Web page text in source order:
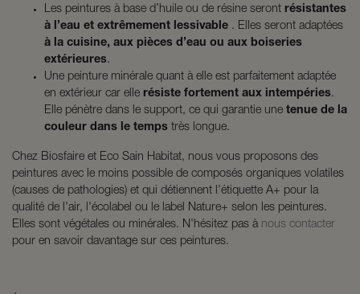
Les peintures à base d’huile ou de résine seront résistantes
à l’eau et extrêmement lessivable . Elles seront adaptées
à la cuisine, aux pièces d’eau ou aux boiseries
extérieures.
Une peinture minérale quant à elle est parfaitement adaptée
en extérieur car elle résiste fortement aux intempéries.
Elle pénètre dans le support, ce qui garantie une tenue de la
couleur dans le temps très longue.
Chez Biosfaire et Eco Sain Habitat, nous vous proposons des
peintures avec le moins possible de composés organiques volatiles
(causes de pathologies) et qui détiennent l'étiquette A+ pour la
qualité de l'air, l'écolabel ou le label Nature+ selon les peintures.
Elles sont végétales ou minérales. N'hésitez pas à nous contacter
pour en savoir davantage sur ces peintures.